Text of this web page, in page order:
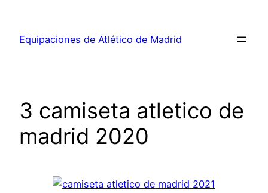
contenido
Equipaciones de Atlético de Madrid
3 camiseta atletico de
madrid 2020